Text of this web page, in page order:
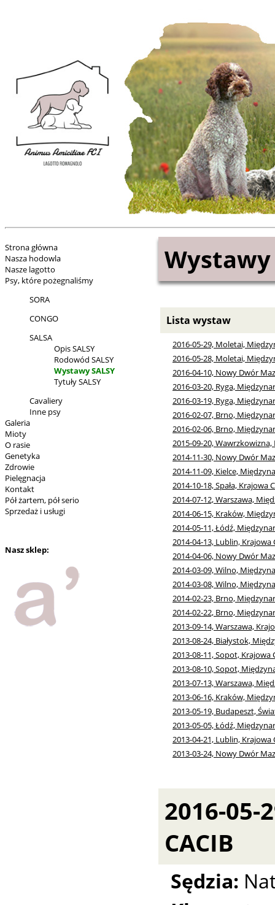
Strona główna
Nasza hodowla
Nasze lagotto
Psy, które pożegnaliśmy
SORA
CONGO
SALSA
Opis SALSY
Rodowód SALSY
Wystawy SALSY
Tytuły SALSY
Cavaliery
Inne psy
Galeria
Mioty
O rasie
Genetyka
Zdrowie
Pielęgnacja
Kontakt
Pół żartem, pół serio
Sprzedaż i usługi
Nasz sklep:
Wystawy
Lista wystaw
2016-05-29, Moletai,
2016-05-28, Moletai,
2016-04-10, Nowy Dwór
2016-03-20, Ryga,
2016-03-19, Ryga,
2016-02-07, Brno,
2016-02-06, Brno,
2015-09-20, Wawrzkowizna,
2014-11-30, Nowy Dwór
2014-11-09, Kielce,
2014-10-18, Spała, Krajowa
2014-07-12, Warszawa,
2014-06-15, Kraków,
2014-05-11, Łódź,
2014-04-13, Lublin, Krajowa
2014-04-06, Nowy Dwór
2014-03-09, Wilno,
2014-03-08, Wilno,
2014-02-23, Brno,
2014-02-22, Brno,
2013-09-14, Warszawa,
2013-08-24, Białystok,
2013-08-11, Sopot, Krajowa
2013-08-10, Sopot,
2013-07-13, Warszawa,
2013-06-16, Kraków,
2013-05-19, Budapeszt,
2013-05-05, Łódź,
2013-04-21, Lublin, Krajowa
2013-03-24, Nowy Dwór
2016-
CACIB
Sędzia: